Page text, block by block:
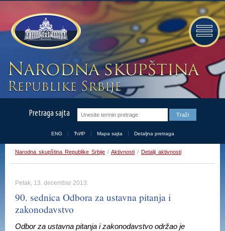
Pretraga sajta
ENG ЋИР Mapa sajta Detaljna pretraga
Narodna skupština Republike Srbije / Aktivnosti / Detalji aktivnosti
Petak, 13. decembar 2013.
90. sednica Odbora za ustavna pitanja i
zakonodavstvo
Odbor za ustavna pitanja i zakonodavstvo održao je